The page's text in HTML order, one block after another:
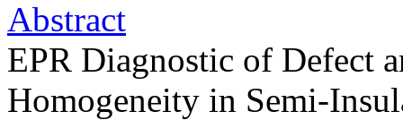
Abstract
EPR Diagnostic of Defect
Homogeneity in Semi-